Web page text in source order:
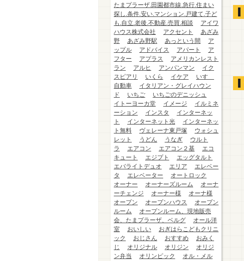
たまプラーザ.田園都市線.急行.住まい
探し.条件.安い.マンション.戸建て.子ど
も.自立.老後.不動産.売買.相談
アイワ
ハウス株式会社
アクセント
あざみ
野
あざみ野駅 あっという間
ア
ップル
アドバイス アパート
ア
フター
アプラス
アメリカンレスト
ラン
アルヒ アンパンマン
イク
スピアリ
いくら イケア
いすゞ
自動車
イタリアン・グレイハウン
ド
いちご
いちごのデニッシュ
イトーヨーカ堂
イメージ
イルミネ
ーション
インスタ
インターネッ
ト
インターネット光
インターネッ
ト無料
ヴェレーナ東戸塚
ウォシュ
レット
うどん うなぎ
ウルト
ラ
エアコン エアコン２基
エコ
キュート
エジプト
エッグタルト
エバライトデュオ
エリア
エレベー
タ
エレベーター
オートロック
オーナー
オーナーズルーム
オーナ
ーチェンジ
オーナー様
オーナ様
オープン
オープンハウス
オープン
ルーム
オープンルーム、現地販売
会、たまプラーザ、ベルグ
オール洋
室
おいしい
おぎはらこどもクリニ
ック
おじさん おすすめ
おみく
じ
オリジナル オリジン
オリジ
ン弁当
オリンピック
オル・メル